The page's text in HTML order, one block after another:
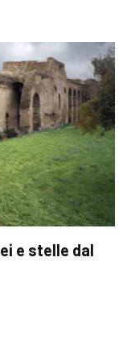
e stelle dal